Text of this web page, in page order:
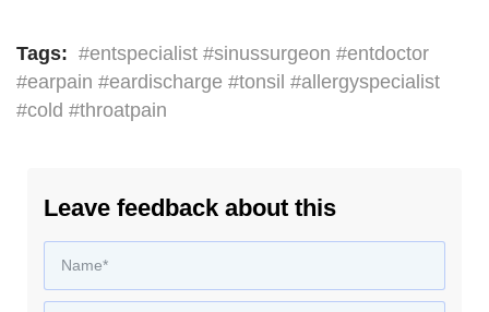
Tags: #entspecialist #sinussurgeon #entdoctor
#earpain #eardischarge #tonsil #allergyspecialist
#cold #throatpain
Leave feedback about this